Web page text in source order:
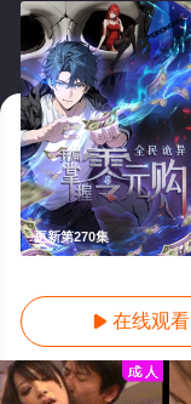
更新第270集
 在线观看